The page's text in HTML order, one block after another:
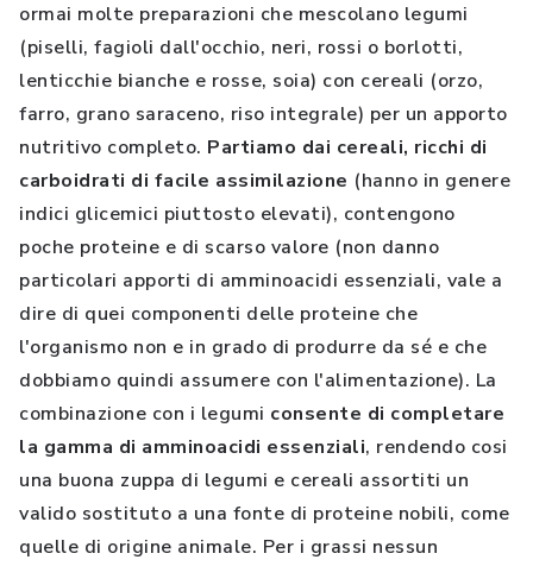
ormai molte preparazioni che mescolano legumi
(piselli, fagioli dall'occhio, neri, rossi o borlotti,
lenticchie bianche e rosse, soia) con cereali (orzo,
farro, grano saraceno, riso integrale) per un apporto
nutritivo completo. Partiamo dai cereali, ricchi di
carboidrati di facile assimilazione (hanno in genere
indici glicemici piuttosto elevati), contengono
poche proteine e di scarso valore (non danno
particolari apporti di amminoacidi essenziali, vale a
dire di quei componenti delle proteine che
l'organismo non e in grado di produrre da sé e che
dobbiamo quindi assumere con l'alimentazione). La
combinazione con i legumi consente di completare
la gamma di amminoacidi essenziali, rendendo cosi
una buona zuppa di legumi e cereali assortiti un
valido sostituto a una fonte di proteine nobili, come
quelle di origine animale. Per i grassi nessun